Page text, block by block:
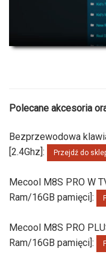
Polecane akcesoria
Bezprzewodowa
[2.4Ghz]:
Przejdź do
Mecool M8S PRO W
Ram/16GB pamięci]:
Mecool M8S PRO
Ram/16GB pamięci]: